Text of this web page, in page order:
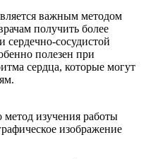
важным методом
получить более
сердечно-сосудистой
полезен при
сердца, которые могут
изучения работы
изображение